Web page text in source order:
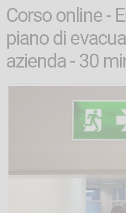
Corso online -
piano di
azienda - 30